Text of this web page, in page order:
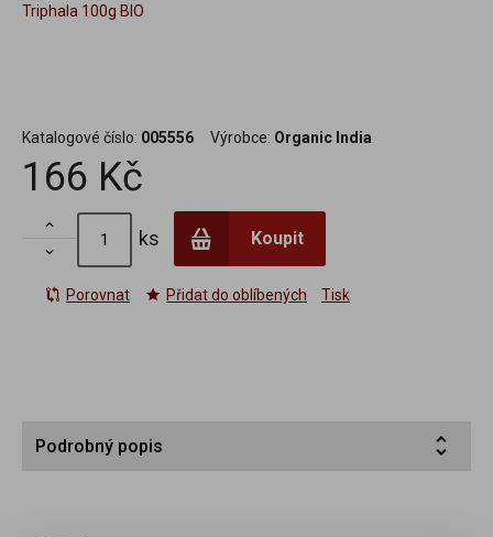
Triphala 100g BIO
Katalogové číslo: 005556 Výrobce: Organic India
166 Kč


ks Koupit
Porovnat Přidat do oblíbených Tisk
Podrobný popis